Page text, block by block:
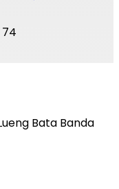
74
Bata Banda